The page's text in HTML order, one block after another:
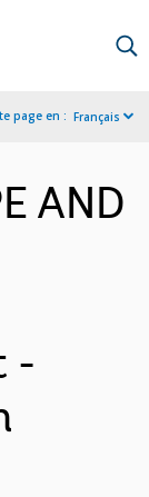
page en : Français
AND
-